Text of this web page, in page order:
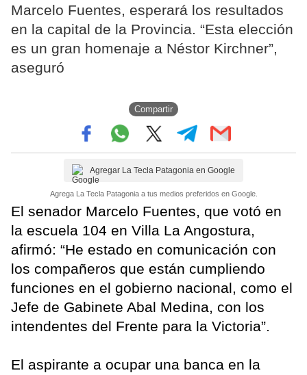
Marcelo Fuentes, esperará los resultados
en la capital de la Provincia. “Esta elección
es un gran homenaje a Néstor Kirchner”,
aseguró
Compartir
Agregar La Tecla Patagonia en Google
Agrega La Tecla Patagonia a tus medios preferidos en Google.
El senador Marcelo Fuentes, que votó en
la escuela 104 en Villa La Angostura,
afirmó: “He estado en comunicación con
los compañeros que están cumpliendo
funciones en el gobierno nacional, como el
Jefe de Gabinete Abal Medina, con los
intendentes del Frente para la Victoria”.
El aspirante a ocupar una banca en la